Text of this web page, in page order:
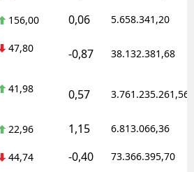
156,00 0,06 5.658.341,20
47,80 -0,87 38.132.381,68
41,98 0,57 3.761.235.261,56
22,96 1,15 6.813.066,36
44,74 -0,40 73.366.395,70